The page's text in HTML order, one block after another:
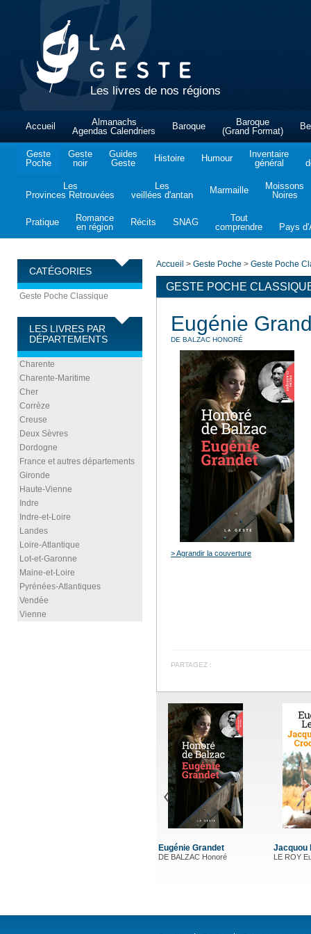
Les livres de nos régions
Accueil
Almanachs
Agendas Calendriers
Baroque
Baroque
(Grand Format)
Geste
Poche
Geste
noir
Guides
Geste
Histoire Humour
Inventaire
général
Les
Provinces Retrouvées
Les
veillées d'antan
Marmaille
Moissons
Noires
Pratique
Romance
en région
Récits SNAG
Tout
comprendre
Pays
CATÉGORIES
Geste Poche Classique
LES LIVRES PAR
DÉPARTEMENTS
Charente
Charente-Maritime
Cher
Corrèze
Creuse
Deux Sèvres
Dordogne
France et autres départements
Gironde
Haute-Vienne
Indre
Indre-et-Loire
Landes
Loire-Atlantique
Lot-et-Garonne
Maine-et-Loire
Pyrénées-Atlantiques
Vendée
Vienne
Accueil > Geste Poche > Geste Poche
GESTE POCHE
Eugénie
DE BALZAC HONORÉ
> Agrandir la couverture
PARTAGEZ :
Eugénie Grandet
DE BALZAC Honoré
Jacquou
LE ROY